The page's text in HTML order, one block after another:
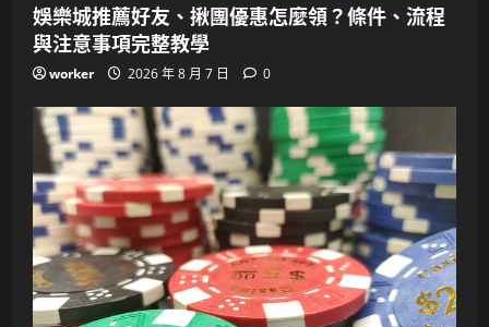
娛樂城推薦好友、揪團優惠怎麼領？條件、流程
與注意事項完整教學
worker 2026 年 8 月 7 日 0